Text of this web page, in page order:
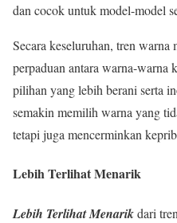
dan cocok untuk model-model
Secara keseluruhan, tren
perpaduan antara warna-warna
pilihan yang lebih berani serta
semakin memilih warna yang
tetapi juga mencerminkan
Lebih Terlihat Menarik
Lebih Terlihat Menarikdari